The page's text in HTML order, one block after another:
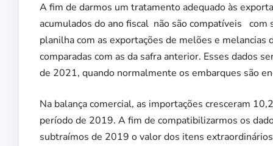
A fim de darmos um tratamento adequado às
acumulados do ano fiscal não são compatíveis
planilha com as exportações de melões e
comparadas com as da safra anterior. Esses dados
de 2021, quando normalmente os embarques são
Na balança comercial, as importações cresceram
período de 2019. A fim de compatibilizarmos os
subtraímos de 2019 o valor dos itens